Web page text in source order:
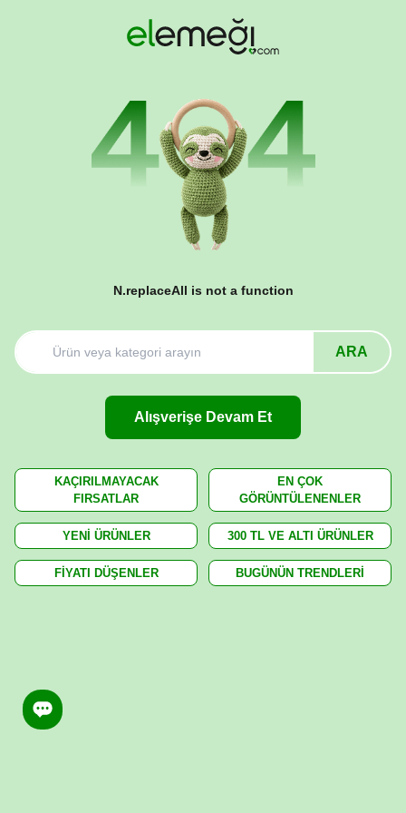
N.replaceAll is not a function
ARA
Alışverişe Devam Et
KAÇIRILMAYACAK
FIRSATLAR
EN ÇOK
GÖRÜNTÜLENENLER
YENİ ÜRÜNLER 300 TL VE ALTI ÜRÜNLER
FİYATI DÜŞENLER BUGÜNÜN TRENDLERİ